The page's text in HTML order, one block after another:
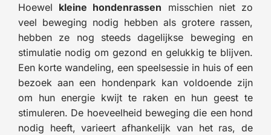
Hoewel kleine hondenrassen misschien niet zo
veel beweging nodig hebben als grotere rassen,
hebben ze nog steeds dagelijkse beweging en
stimulatie nodig om gezond en gelukkig te blijven.
Een korte wandeling, een speelsessie in huis of een
bezoek aan een hondenpark kan voldoende zijn
om hun energie kwijt te raken en hun geest te
stimuleren. De hoeveelheid beweging die een hond
nodig heeft, varieert afhankelijk van het ras, de